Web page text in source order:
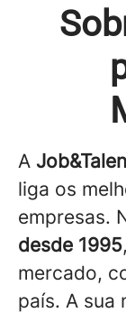
A
liga os
empresas.
desde 1995
mercado,
país. A sua